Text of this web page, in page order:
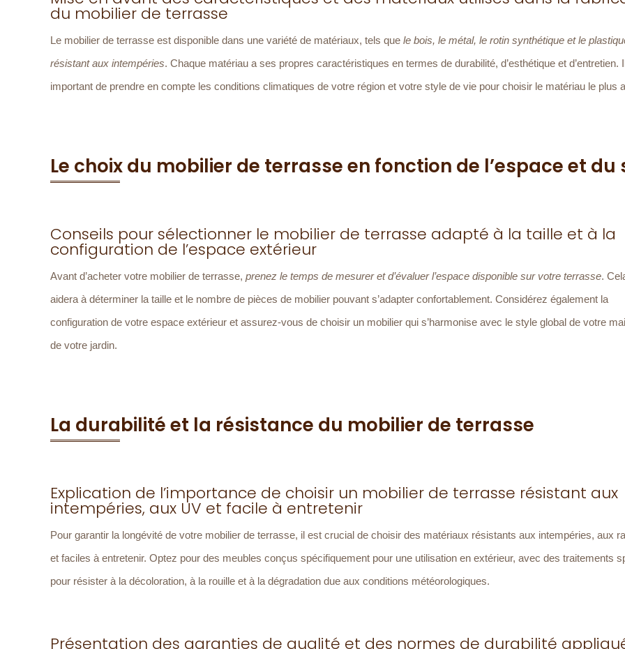
du mobilier de terrasse
Le mobilier de terrasse est disponible dans une variété de matériaux, tels que le bois, le métal, le rotin synthétique et le
résistant aux intempéries. Chaque matériau a ses propres caractéristiques en termes de durabilité, d’esthétique et d’entretien.
important de prendre en compte les conditions climatiques de votre région et votre style de vie pour choisir le matériau le plus
Le choix du mobilier de terrasse en fonction de l’espace et du
Conseils pour sélectionner le mobilier de terrasse adapté à la taille et à la
configuration de l’espace extérieur
Avant d’acheter votre mobilier de terrasse, prenez le temps de mesurer et d’évaluer l’espace disponible sur votre terrasse.
aidera à déterminer la taille et le nombre de pièces de mobilier pouvant s’adapter confortablement. Considérez également la
configuration de votre espace extérieur et assurez-vous de choisir un mobilier qui s’harmonise avec le style global de votre
de votre jardin.
La durabilité et la résistance du mobilier de terrasse
Explication de l’importance de choisir un mobilier de terrasse résistant aux
intempéries, aux UV et facile à entretenir
Pour garantir la longévité de votre mobilier de terrasse, il est crucial de choisir des matériaux résistants aux intempéries, aux
et faciles à entretenir. Optez pour des meubles conçus spécifiquement pour une utilisation en extérieur, avec des traitements
pour résister à la décoloration, à la rouille et à la dégradation due aux conditions météorologiques.
Présentation des garanties de qualité et des normes de durabilité